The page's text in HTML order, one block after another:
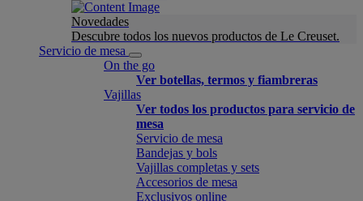
Novedades
Descubre todos los nuevos productos de Le Creuset.
Servicio de mesa
On the go
Ver botellas, termos y fiambreras
Vajillas
Ver todos los productos para servicio de
mesa
Servicio de mesa
Bandejas y bols
Vajillas completas y sets
Accesorios de mesa
Exclusivos online